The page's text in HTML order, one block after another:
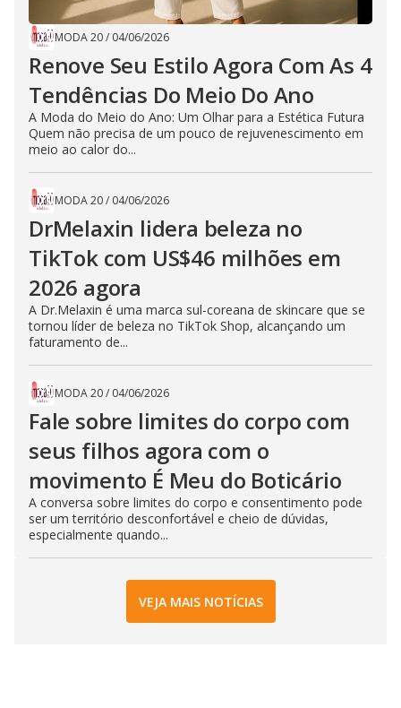
MODA 20/ 04/06/2026
Renove Seu Estilo Agora Com As 4
Tendências Do Meio Do Ano
A Moda do Meio do Ano: Um Olhar para a Estética Futura
Quem não precisa de um pouco de rejuvenescimento em
meio ao calor do...
MODA 20/ 04/06/2026
DrMelaxin lidera beleza no
TikTok com US$46 milhões em
2026 agora
A Dr.Melaxin é uma marca sul-coreana de skincare que se
tornou líder de beleza no TikTok Shop, alcançando um
faturamento de...
MODA 20/ 04/06/2026
Fale sobre limites do corpo com
seus filhos agora com o
movimento É Meu do Boticário
A conversa sobre limites do corpo e consentimento pode
ser um território desconfortável e cheio de dúvidas,
especialmente quando...
VEJA MAIS NOTÍCIAS